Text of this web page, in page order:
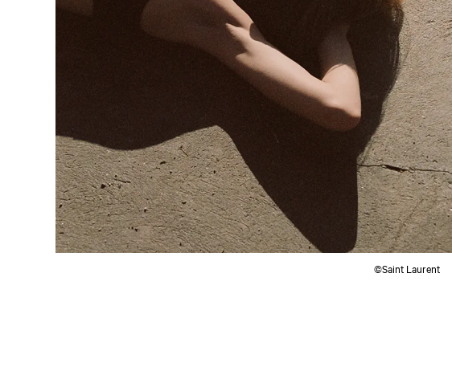
©Saint Laurent